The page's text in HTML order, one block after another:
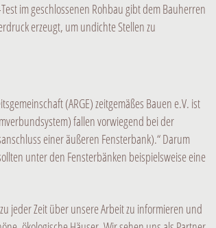
im geschlossenen Rohbau gibt dem Bauherren
erzeugt, um undichte Stellen zu
(ARGE) zeitgemäßes Bauen e.V. ist
fallen vorwiegend bei der
einer äußeren Fensterbank).“ Darum
unter den Fensterbänken beispielsweise eine
jeder Zeit über unsere Arbeit zu informieren und